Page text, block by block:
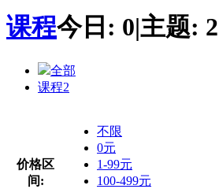
课程今日: 0|主题: 2
全部
课程2
价格区
间:
不限
0元
1-99元
100-499元